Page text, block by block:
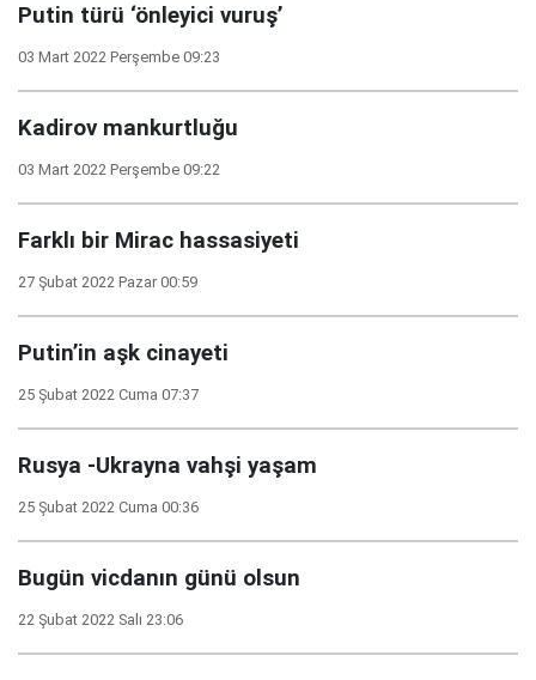
Putin türü ‘önleyici vuruş’
03 Mart 2022 Perşembe 09:23
Kadirov mankurtluğu
03 Mart 2022 Perşembe 09:22
Farklı bir Mirac hassasiyeti
27 Şubat 2022 Pazar 00:59
Putin’in aşk cinayeti
25 Şubat 2022 Cuma 07:37
Rusya -Ukrayna vahşi yaşam
25 Şubat 2022 Cuma 00:36
Bugün vicdanın günü olsun
22 Şubat 2022 Salı 23:06